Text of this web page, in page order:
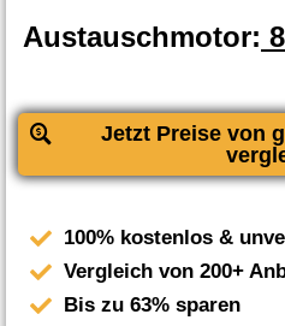
Austauschmotor:
Jetzt Preise von
100% kostenlos &
Vergleich von 200+
Bis zu 63% sparen